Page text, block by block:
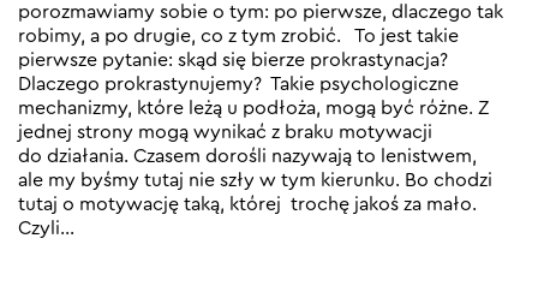
porozmawiamy sobie o tym: po pierwsze, dlaczego tak
robimy, a po drugie, co z tym zrobić. To jest takie
pierwsze pytanie: skąd się bierze prokrastynacja?
Dlaczego prokrastynujemy? Takie psychologiczne
mechanizmy, które leżą u podłoża, mogą być różne. Z
jednej strony mogą wynikać z braku motywacji
do działania. Czasem dorośli nazywają to lenistwem,
ale my byśmy tutaj nie szły w tym kierunku. Bo chodzi
tutaj o motywację taką, której trochę jakoś za mało.
Czyli…